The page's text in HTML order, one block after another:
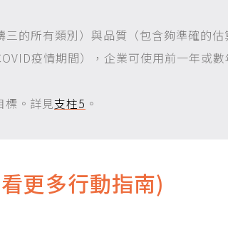
的所有類別）與品質（包含夠準確的估
疫情期間），企業可使用前一年或
。 詳見支柱5 。
更多行動指南)